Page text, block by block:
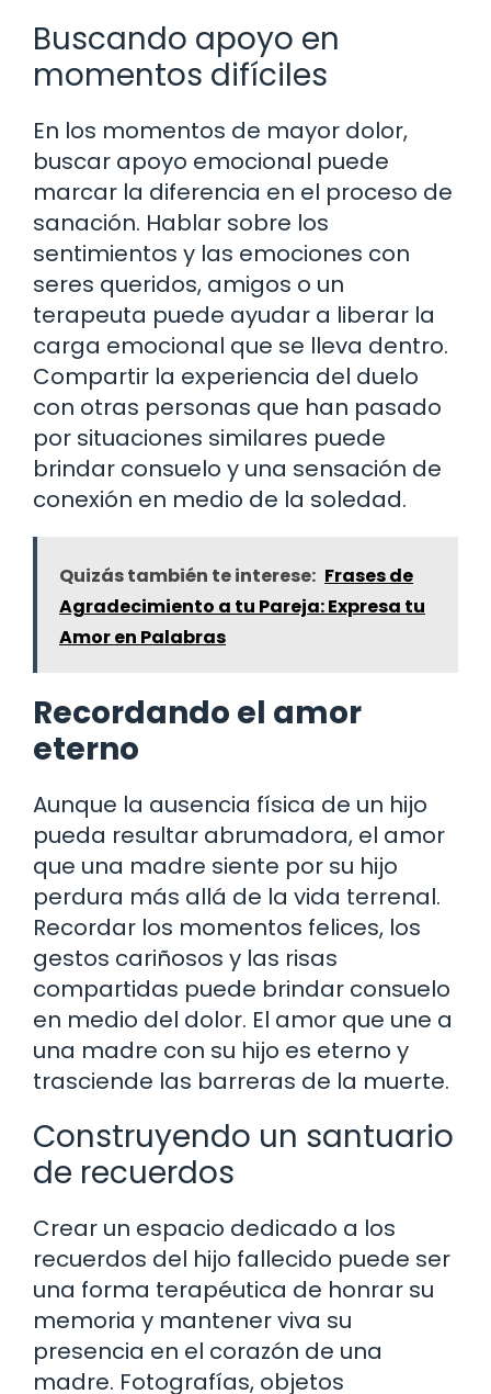
Buscando apoyo en
momentos difíciles
En los momentos de mayor dolor,
buscar apoyo emocional puede
marcar la diferencia en el proceso de
sanación. Hablar sobre los
sentimientos y las emociones con
seres queridos, amigos o un
terapeuta puede ayudar a liberar la
carga emocional que se lleva dentro.
Compartir la experiencia del duelo
con otras personas que han pasado
por situaciones similares puede
brindar consuelo y una sensación de
conexión en medio de la soledad.
Quizás también te interese: Frases de
Agradecimiento a tu Pareja: Expresa tu
Amor en Palabras
Recordando el amor
eterno
Aunque la ausencia física de un hijo
pueda resultar abrumadora, el amor
que una madre siente por su hijo
perdura más allá de la vida terrenal.
Recordar los momentos felices, los
gestos cariñosos y las risas
compartidas puede brindar consuelo
en medio del dolor. El amor que une a
una madre con su hijo es eterno y
trasciende las barreras de la muerte.
Construyendo un santuario
de recuerdos
Crear un espacio dedicado a los
recuerdos del hijo fallecido puede ser
una forma terapéutica de honrar su
memoria y mantener viva su
presencia en el corazón de una
madre. Fotografías, objetos